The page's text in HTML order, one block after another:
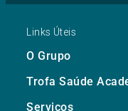
Links Úteis
O Grupo
Trofa Saúde
Serviços